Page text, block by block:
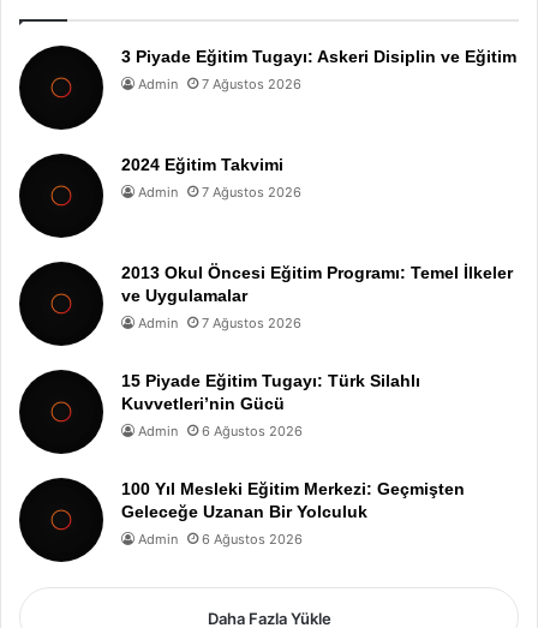
3 Piyade Eğitim Tugayı: Askeri Disiplin ve Eğitim
Admin 7 Ağustos 2026
2024 Eğitim Takvimi
Admin 7 Ağustos 2026
2013 Okul Öncesi Eğitim Programı: Temel İlkeler
ve Uygulamalar
Admin 7 Ağustos 2026
15 Piyade Eğitim Tugayı: Türk Silahlı
Kuvvetleri’nin Gücü
Admin 6 Ağustos 2026
100 Yıl Mesleki Eğitim Merkezi: Geçmişten
Geleceğe Uzanan Bir Yolculuk
Admin 6 Ağustos 2026
Daha Fazla Yükle